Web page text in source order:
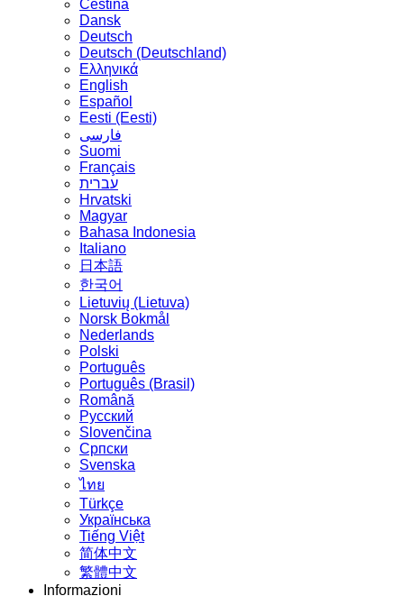
Čeština
Dansk
Deutsch
Deutsch (Deutschland)
Ελληνικά
English
Español
Eesti (Eesti)
فارسی
Suomi
Français
עברית
Hrvatski
Magyar
Bahasa Indonesia
Italiano
日本語
한국어
Lietuvių (Lietuva)
‪Norsk Bokmål‬
Nederlands
Polski
Português
Português (Brasil)
Română
Русский
Slovenčina
Српски
Svenska
ไทย
Türkçe
Українська
Tiếng Việt
简体中文
繁體中文
Informazioni